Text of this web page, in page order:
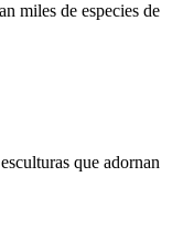
miles de especies de
que adornan